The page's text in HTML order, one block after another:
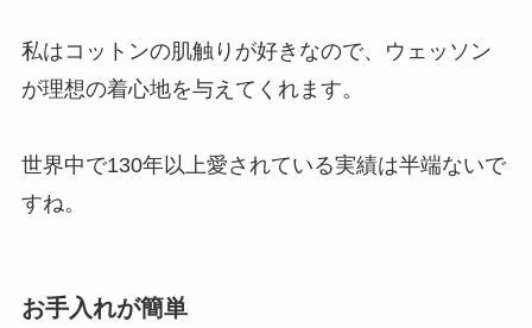
私はコットンの肌触りが好きなので、ウェッソン
が理想の着心地を与えてくれます。
世界中で130年以上愛されている実績は半端ないで
すね。
お手入れが簡単